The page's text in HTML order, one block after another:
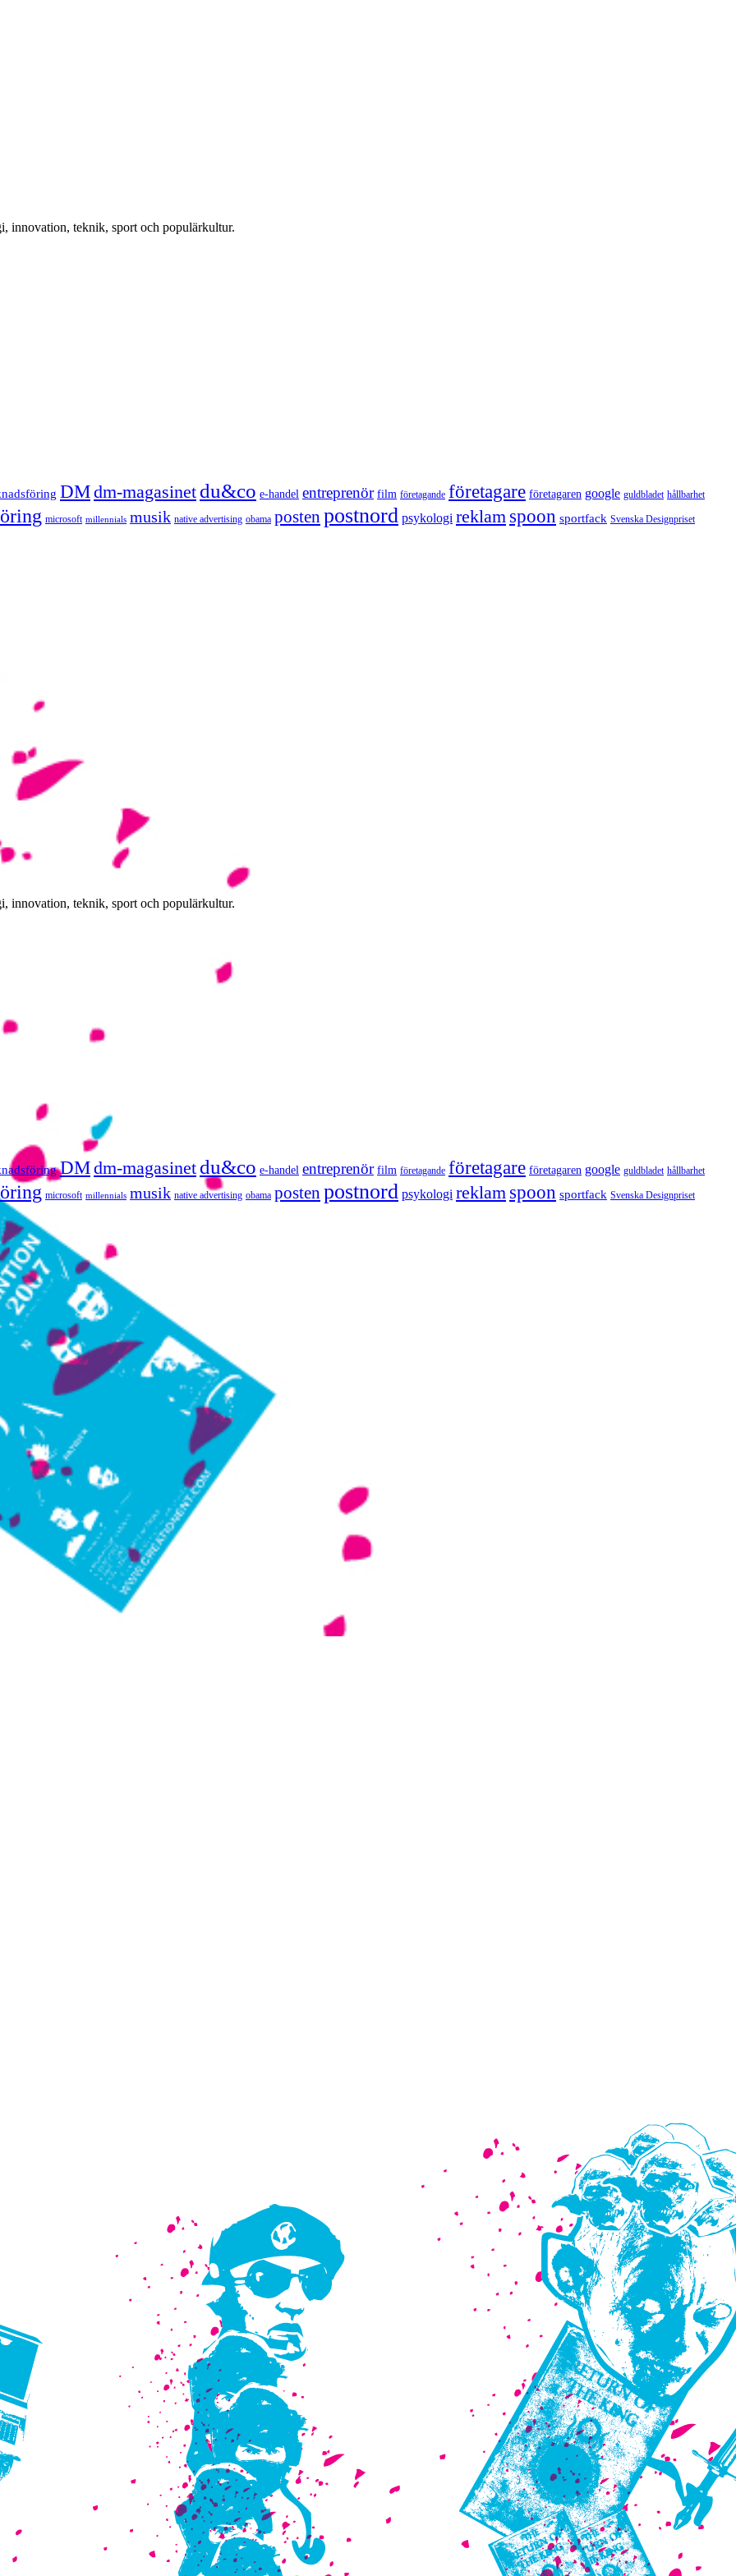
innovation, teknik, sport och populärkultur.
DMdm-magasinet du&co e-handel entreprenör film företagande företagare företagaren google guldbladet hållbarhet
microsoft millennials musik native advertising obama posten postnord psykologi reklam spoon sportfack Svenska Designpriset
innovation, teknik, sport och populärkultur.
DMdm-magasinet du&co e-handel entreprenör film företagande företagare företagaren google guldbladet hållbarhet
microsoft millennials musik native advertising obama posten postnord psykologi reklam spoon sportfack Svenska Designpriset